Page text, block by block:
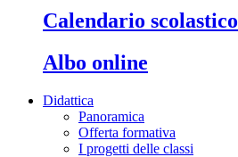
calendario scolastico
albo online
Didattica
Panoramica
Offerta formativa
I progetti delle classi